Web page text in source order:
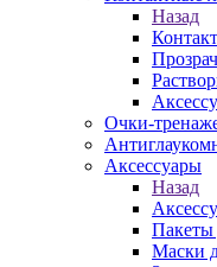
Назад
Очки-
Аксессуары
Назад
Пакеты
Маски